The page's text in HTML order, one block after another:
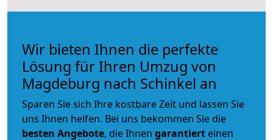
Wir bieten Ihnen die perfekte
Lösung für Ihren Umzug von
Magdeburg nach Schinkel an
Sparen Sie sich Ihre kostbare Zeit und lassen Sie
uns Ihnen helfen. Bei uns bekommen Sie die
besten Angebote, die Ihnen garantiert einen